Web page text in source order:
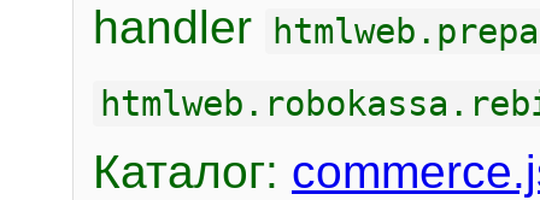
handler
Каталог: